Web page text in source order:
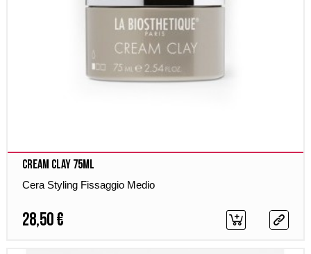
Cream Clay 75ml
Cera Styling Fissaggio Medio
28,50 €